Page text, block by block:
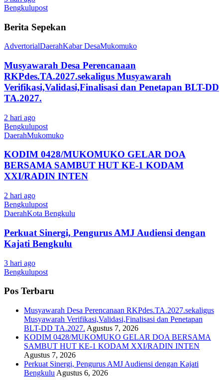
Bengkulupost
Berita Sepekan
AdvertorialDaerahKabar DesaMukomuko
Musyawarah Desa Perencanaan
RKPdes.TA.2027.sekaligus Musyawarah
Verifikasi,Validasi,Finalisasi dan Penetapan BLT-DD
TA.2027.
2 hari ago
Bengkulupost
DaerahMukomuko
KODIM 0428/MUKOMUKO GELAR DOA
BERSAMA SAMBUT HUT KE-1 KODAM
XXI/RADIN INTEN
2 hari ago
Bengkulupost
DaerahKota Bengkulu
Perkuat Sinergi, Pengurus AMJ Audiensi dengan
Kajati Bengkulu
3 hari ago
Bengkulupost
Pos Terbaru
Musyawarah Desa Perencanaan RKPdes.TA.2027.sekaligus
Musyawarah Verifikasi,Validasi,Finalisasi dan Penetapan
BLT-DD TA.2027. Agustus 7, 2026
KODIM 0428/MUKOMUKO GELAR DOA BERSAMA
SAMBUT HUT KE-1 KODAM XXI/RADIN INTEN
Agustus 7, 2026
Perkuat Sinergi, Pengurus AMJ Audiensi dengan Kajati
Bengkulu Agustus 6, 2026